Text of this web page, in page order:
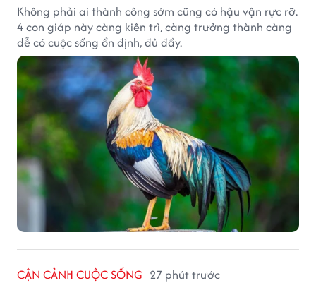
Không phải ai thành công sớm cũng có hậu vận rực rỡ.
4 con giáp này càng kiên trì, càng trưởng thành càng
dễ có cuộc sống ổn định, đủ đầy.
CẬN CẢNH CUỘC SỐNG 27 phút trước